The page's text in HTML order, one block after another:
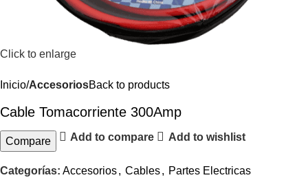
Click to enlarge
Inicio AccesoriosBack to products
Cable Tomacorriente 300Amp
Compare Add to compare Add to wishlist
Categorías: Accesorios, Cables, Partes Electricas